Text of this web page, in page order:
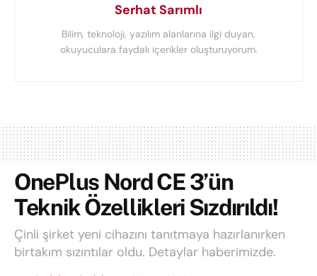
Serhat Sarımlı
Bilim, teknoloji, yazılım alanlarına ilgi duyan,
okuyuculara faydalı içerikler oluşturuyorum.
OnePlus Nord CE 3’ün
Teknik Özellikleri Sızdırıldı!
Çinli şirket yeni cihazını tanıtmaya hazırlanırken
birtakım sızıntılar oldu. Detaylar haberimizde.